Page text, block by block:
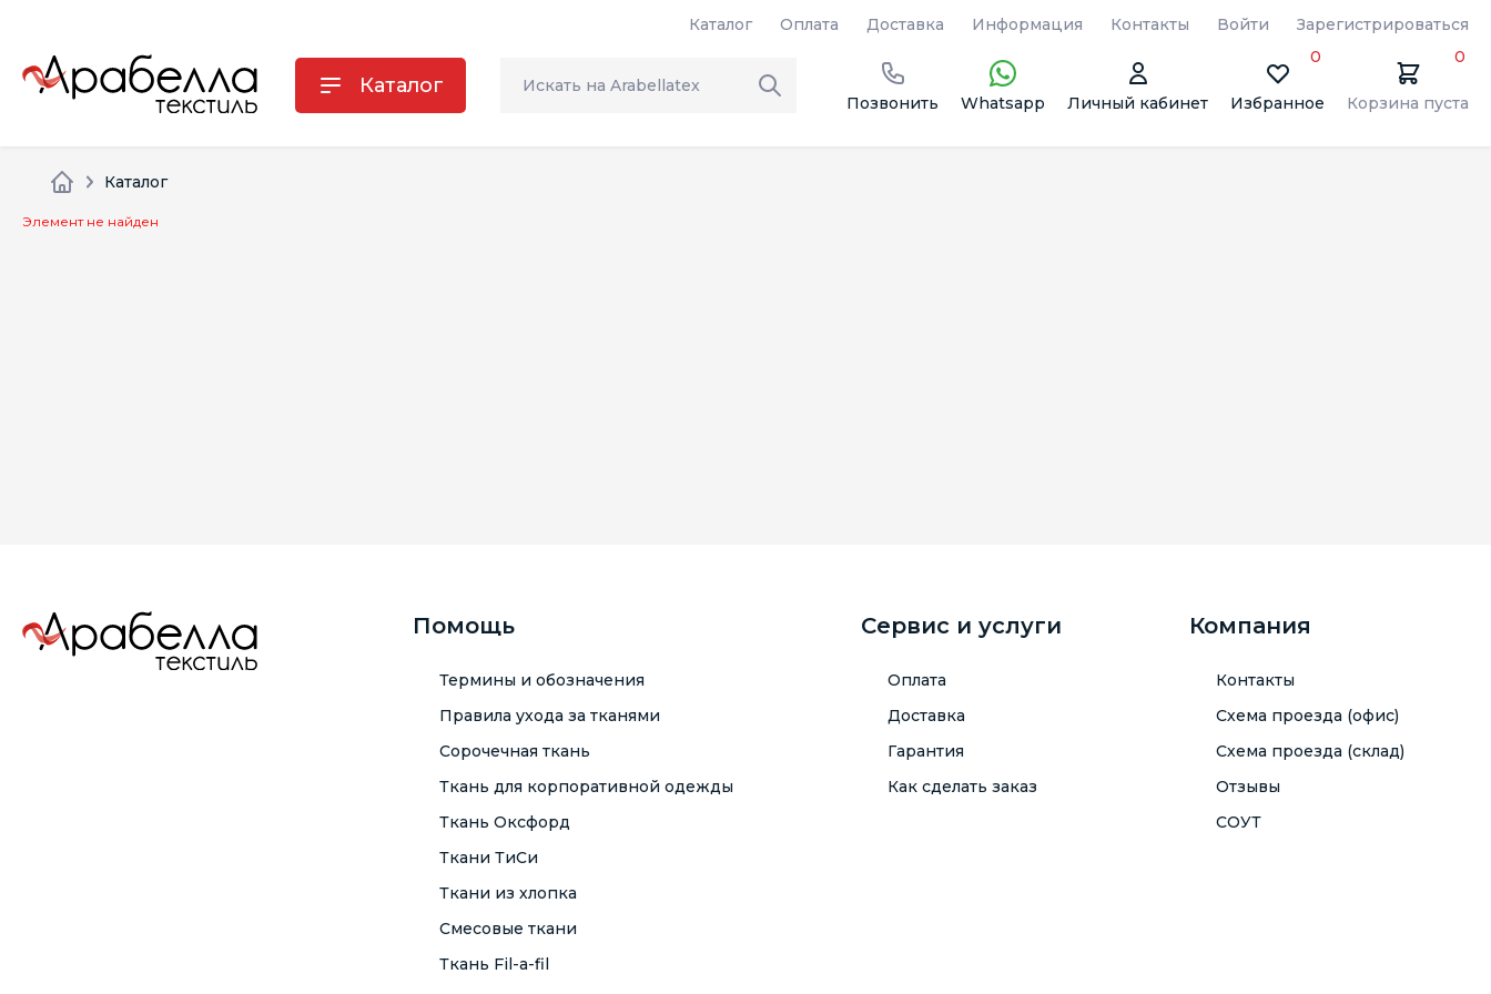
Каталог Оплата Доставка Информация Контакты Войти Зарегистрироваться
Каталог
Позвонить Whatsapp Личный кабинет Избранное
0
Корзина пуста
0
Каталог
Элемент не найден
Помощь
Термины и обозначения
Правила ухода за тканями
Сорочечная ткань
Ткань для корпоративной одежды
Ткань Оксфорд
Ткани ТиСи
Ткани из хлопка
Смесовые ткани
Ткань Fil-a-fil
Сервис и услуги
Оплата
Доставка
Гарантия
Как сделать заказ
Компания
Контакты
Схема проезда (офис)
Схема проезда (склад)
Отзывы
СОУТ